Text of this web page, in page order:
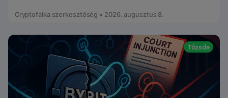
Cryptofalka szerkesztőség • 2026. augusztus 8.
Tőzsde